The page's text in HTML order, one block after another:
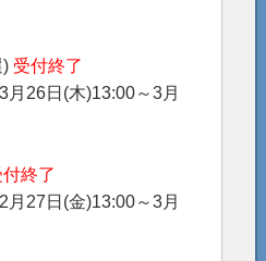
) 受付終了
月26日(木)13:00～3月
付終了
月27日(金)13:00～3月